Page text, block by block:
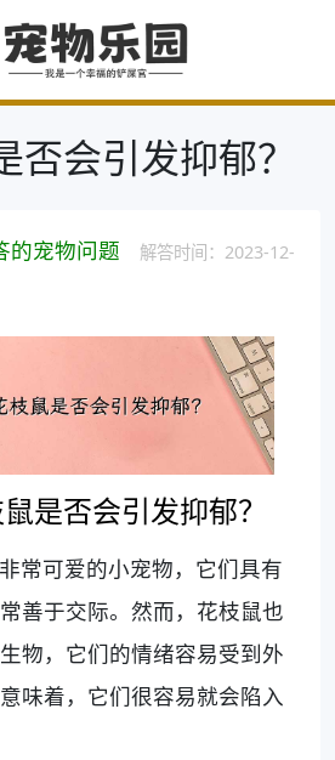
否会引发抑郁？
的宠物问题
解答时间：2023-12-
是否会引发抑郁？
常可爱的小宠物，它们具有
善于交际。然而，花枝鼠也
物，它们的情绪容易受到外
味着，它们很容易就会陷入